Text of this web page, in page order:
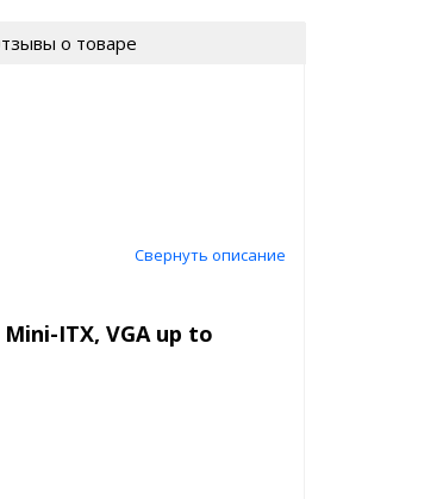
о товаре
Свернуть описание
Mini-ITX, VGA up to